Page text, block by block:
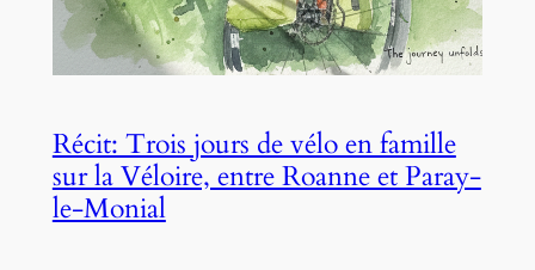
Récit: Trois jours de vélo en famille
sur la Véloire, entre Roanne et Paray-
le-Monial